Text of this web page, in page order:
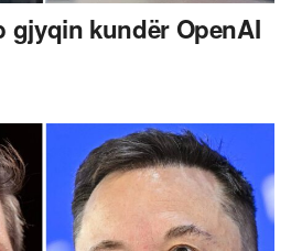
gjyqin kundër OpenAI